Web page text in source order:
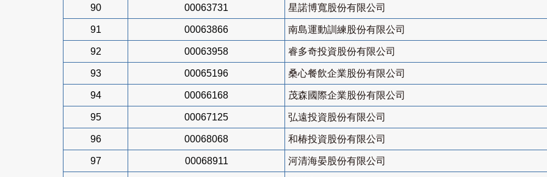
90 00063731 星諾博寬股份有限公司
91 00063866 南島運動訓練股份有限公司
92 00063958 睿多奇投資股份有限公司
93 00065196 桑心餐飲企業股份有限公司
94 00066168 茂森國際企業股份有限公司
95 00067125 弘遠投資股份有限公司
96 00068068 和椿投資股份有限公司
97 00068911 河清海晏股份有限公司